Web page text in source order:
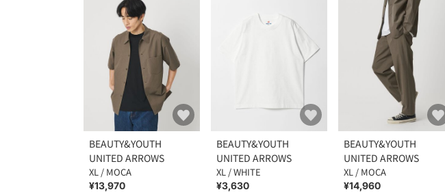
BEAUTY&YOUTH
UNITED ARROWS
XL / MOCA
¥13,970
BEAUTY&YOUTH
UNITED ARROWS
XL / WHITE
¥3,630
BEAUTY&YOUTH
UNITED ARROWS
XL / MOCA
¥14,960